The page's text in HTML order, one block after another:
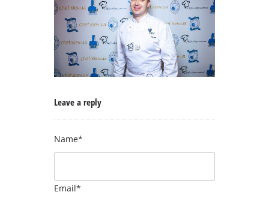
Leave a reply
Name*
Email*